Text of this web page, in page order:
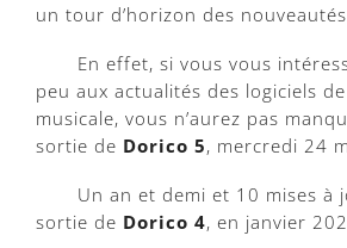
un tour d’horizon des
En effet, si vous vous
peu aux actualités des logiciels
musicale, vous n’aurez pas
sortie de Dorico 5, mercredi 24
Un an et demi et 10 mises à
sortie de Dorico 4, en janvier